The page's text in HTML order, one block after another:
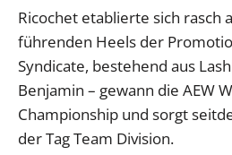
Ricochet etablierte sich rasch
führenden Heels der
Syndicate, bestehend aus
Benjamin – gewann die AEW
Championship und sorgt
der Tag Team Division.